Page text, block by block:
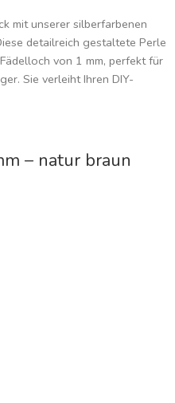
mit unserer silberfarbenen
detailreich gestaltete Perle
von 1 mm, perfekt für
Sie verleiht Ihren DIY-
– natur braun